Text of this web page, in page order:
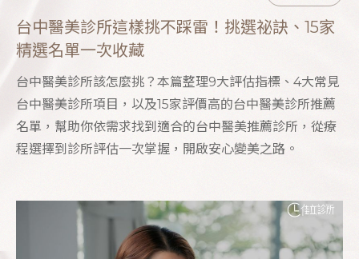
台中醫美診所這樣挑不踩雷！挑選祕訣、15家
精選名單一次收藏
台中醫美診所該怎麼挑？本篇整理9大評估指標、4大常見
台中醫美診所項目，以及15家評價高的台中醫美診所推薦
名單，幫助你依需求找到適合的台中醫美推薦診所，從療
程選擇到診所評估一次掌握，開啟安心變美之路。